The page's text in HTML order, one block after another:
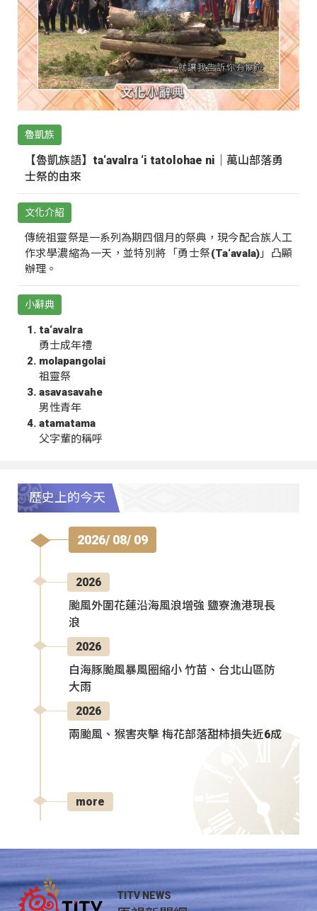
魯凱族
【魯凱族語】ta‘avalra ‘i tatolohae ni｜萬山部落勇
士祭的由來
文化介紹
傳統祖靈祭是一系列為期四個月的祭典，現今配合族人工
作求學濃縮為一天，並特別將「勇士祭(Ta‘avala)」凸顯
辦理。
小辭典
ta‘avalra
勇士成年禮
molapangolai
祖靈祭
asavasavahe
男性青年
atamatama
父字輩的稱呼
歷史上的今天
2026/ 08/ 09
2026
颱風外圍花蓮沿海風浪增強 鹽寮漁港現長
浪
2026
白海豚颱風暴風圈縮小 竹苗、台北山區防
大雨
2026
兩颱風、猴害夾擊 梅花部落甜柿損失近6成
more
TITV NEWS